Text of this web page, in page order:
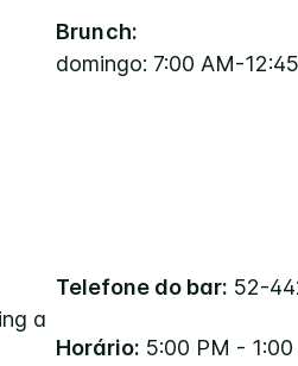
Brunch:
domingo: 7:00 AM-
a
Telefone do bar: 52-
Horário: 5:00 PM - 1:00